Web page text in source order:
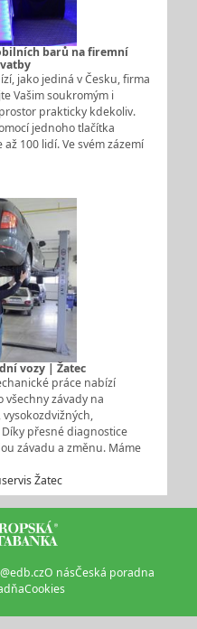
barů na firemní
jako jediná v Česku, firma
Vašim soukromým i
prakticky kdekoliv.
jednoho tlačítka
100 lidí. Ve svém zázemí
vozy | Žatec
práce nabízí
všechny závady na
přesné diagnostice
závadu a změnu. Máme
Žatec
O násČeská poradna
Cookies